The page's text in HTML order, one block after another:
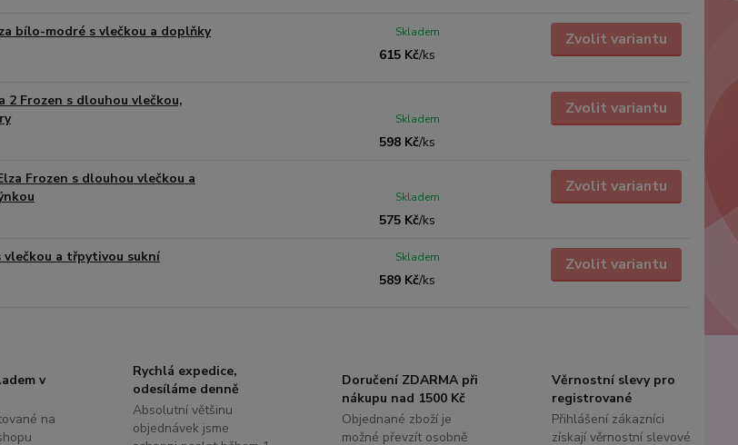
bílo-modré s vlečkou a doplňky
615 Kč/ks
Skladem Zvolit variantu
2 Frozen s dlouhou vlečkou,
598 Kč/ks
Skladem
Zvolit variantu
Frozen s dlouhou vlečkou a
575 Kč/ks
Skladem
Zvolit variantu
vlečkou a třpytivou sukní
589 Kč/ks
Skladem Zvolit variantu
v
na
Rychlá expedice,
odesíláme denně
Absolutní většinu
objednávek jsme
Doručení ZDARMA při
nákupu nad 1500 Kč
Objednané zboží je
možné převzít osobně
Věrnostní slevy pro
registrované
Přihlášení zákazníci
získají věrnostní slevové